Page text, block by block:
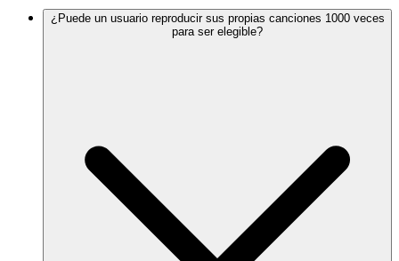
¿Puede un usuario reproducir sus propias canciones 1000 veces
para ser elegible?